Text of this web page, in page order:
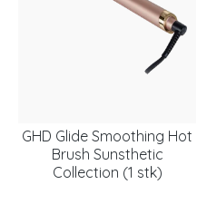
GHD Glide Smoothing Hot
Brush Sunsthetic
Collection (1 stk)